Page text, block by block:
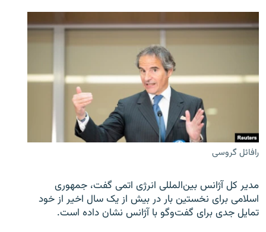
رافائل گروسی
مدیر کل آژانس بین‌المللی انرژی اتمی گفت، جمهوری
اسلامی برای نخستین بار در بیش از یک سال اخیر از خود
تمایل جدی برای گفت‌وگو با آژانس نشان داده است.